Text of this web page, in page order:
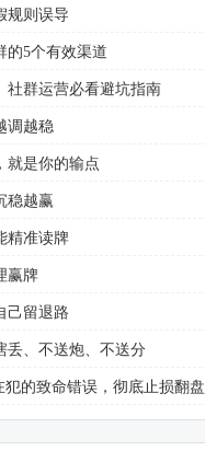
规则误导
的5个有效渠道
社群运营必看避坑指南
调越稳
就是你的输点
稳越赢
精准读牌
赢牌
己留退路
丢、不送炮、不送分
的致命错误，彻底止损翻盘